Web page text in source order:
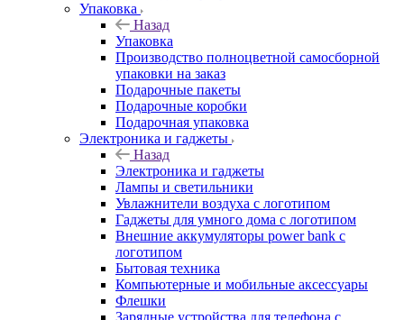
Упаковка
Назад
Упаковка
Производство полноцветной самосборной
упаковки на заказ
Подарочные пакеты
Подарочные коробки
Подарочная упаковка
Электроника и гаджеты
Назад
Электроника и гаджеты
Лампы и светильники
Увлажнители воздуха с логотипом
Гаджеты для умного дома с логотипом
Внешние аккумуляторы power bank с
логотипом
Бытовая техника
Компьютерные и мобильные аксессуары
Флешки
Зарядные устройства для телефона с